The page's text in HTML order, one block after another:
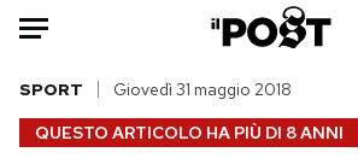
Auto
HOME
QUESTO ARTICOLO HA PIÙ DI 8 ANNI
SPORT Giovedì 31 maggio 2018